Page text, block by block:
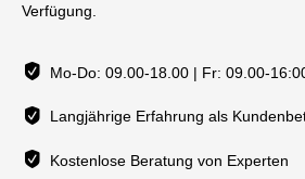
Verfügung.
Mo-Do: 09.00-18.00 | Fr: 09.00-
Langjährige Erfahrung als
Kostenlose Beratung von Experten